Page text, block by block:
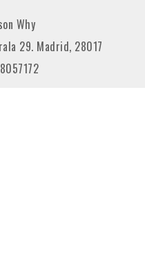
Why
29. Madrid, 28017